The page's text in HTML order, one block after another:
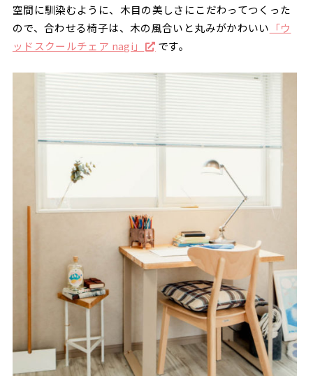
空間に馴染むように、木目の美しさにこだわってつくった
ので、合わせる椅子は、木の風合いと丸みがかわいい 「ウ
ッドスクールチェア nagi」
です。